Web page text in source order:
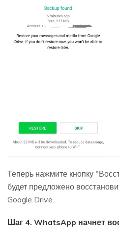
Теперь нажмите кнопку
будет предложено
Google Drive.
Шаг 4. WhatsApp начнет